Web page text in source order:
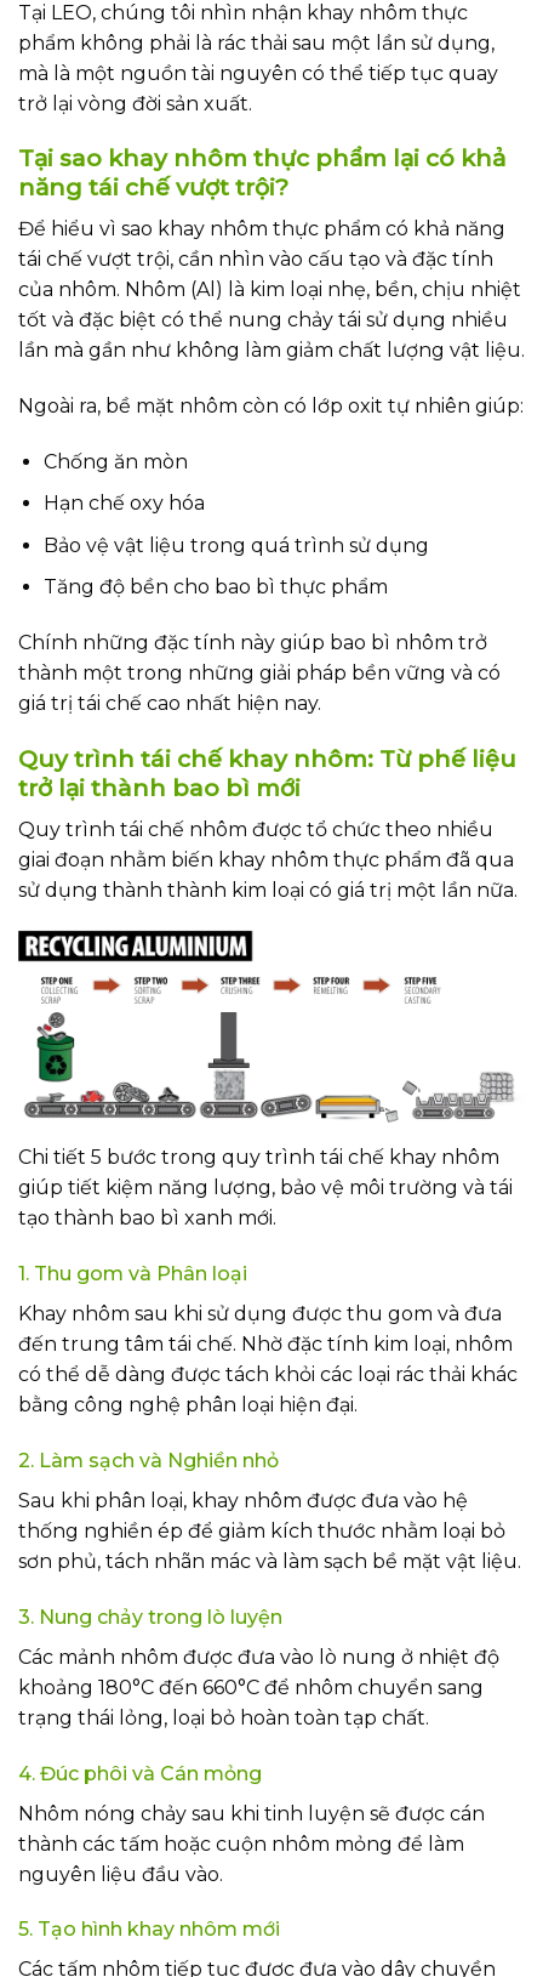
Tại LEO, chúng tôi nhìn nhận khay nhôm thực
phẩm không phải là rác thải sau một lần sử dụng,
mà là một nguồn tài nguyên có thể tiếp tục quay
trở lại vòng đời sản xuất.
Tại sao khay nhôm thực phẩm lại có khả
năng tái chế vượt trội?
Để hiểu vì sao khay nhôm thực phẩm có khả năng
tái chế vượt trội, cần nhìn vào cấu tạo và đặc tính
của nhôm. Nhôm (Al) là kim loại nhẹ, bền, chịu nhiệt
tốt và đặc biệt có thể nung chảy tái sử dụng nhiều
lần mà gần như không làm giảm chất lượng vật liệu.
Ngoài ra, bề mặt nhôm còn có lớp oxit tự nhiên giúp:
Chống ăn mòn
Hạn chế oxy hóa
Bảo vệ vật liệu trong quá trình sử dụng
Tăng độ bền cho bao bì thực phẩm
Chính những đặc tính này giúp bao bì nhôm trở
thành một trong những giải pháp bền vững và có
giá trị tái chế cao nhất hiện nay.
Quy trình tái chế khay nhôm: Từ phế liệu
trở lại thành bao bì mới
Quy trình tái chế nhôm được tổ chức theo nhiều
giai đoạn nhằm biến khay nhôm thực phẩm đã qua
sử dụng thành thành kim loại có giá trị một lần nữa.
Chi tiết 5 bước trong quy trình tái chế khay nhôm
giúp tiết kiệm năng lượng, bảo vệ môi trường và tái
tạo thành bao bì xanh mới.
1. Thu gom và Phân loại
Khay nhôm sau khi sử dụng được thu gom và đưa
đến trung tâm tái chế. Nhờ đặc tính kim loại, nhôm
có thể dễ dàng được tách khỏi các loại rác thải khác
bằng công nghệ phân loại hiện đại.
2. Làm sạch và Nghiền nhỏ
Sau khi phân loại, khay nhôm được đưa vào hệ
thống nghiền ép để giảm kích thước nhằm loại bỏ
sơn phủ, tách nhãn mác và làm sạch bề mặt vật liệu.
3. Nung chảy trong lò luyện
Các mảnh nhôm được đưa vào lò nung ở nhiệt độ
khoảng 180°C đến 660°C để nhôm chuyển sang
trạng thái lỏng, loại bỏ hoàn toàn tạp chất.
4. Đúc phôi và Cán mỏng
Nhôm nóng chảy sau khi tinh luyện sẽ được cán
thành các tấm hoặc cuộn nhôm mỏng để làm
nguyên liệu đầu vào.
5. Tạo hình khay nhôm mới
Các tấm nhôm tiếp tục được đưa vào dây chuyền